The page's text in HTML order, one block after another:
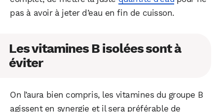
pas à avoir à jeter d’eau en fin de cuisson.
Les vitamines B isolées sont à
éviter
On l’aura bien compris, les vitamines du groupe B
agissent en synergie et il sera préférable de